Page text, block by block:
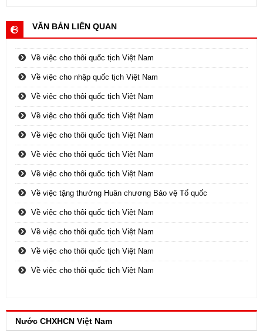
VĂN BẢN LIÊN QUAN
Về việc cho thôi quốc tịch Việt Nam
Về việc cho nhập quốc tịch Việt Nam
Về việc cho thôi quốc tịch Việt Nam
Về việc cho thôi quốc tịch Việt Nam
Về việc cho thôi quốc tịch Việt Nam
Về việc cho thôi quốc tịch Việt Nam
Về việc cho thôi quốc tịch Việt Nam
Về việc tặng thưởng Huân chương Bảo vệ Tổ quốc
Về việc cho thôi quốc tịch Việt Nam
Về việc cho thôi quốc tịch Việt Nam
Về việc cho thôi quốc tịch Việt Nam
Về việc cho thôi quốc tịch Việt Nam
Nước CHXHCN Việt Nam